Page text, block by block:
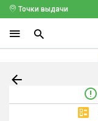
Точки выдачи